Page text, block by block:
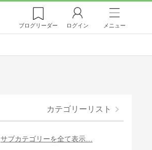
ブログリーダー ログイン メニュー
カテゴリーリスト
サブカテゴリーを全て表示…